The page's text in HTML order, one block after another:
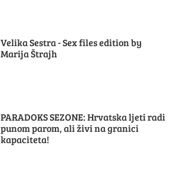
Velika Sestra - Sex files edition by
Marija Štrajh
PARADOKS SEZONE: Hrvatska ljeti radi
punom parom, ali živi na granici
kapaciteta!